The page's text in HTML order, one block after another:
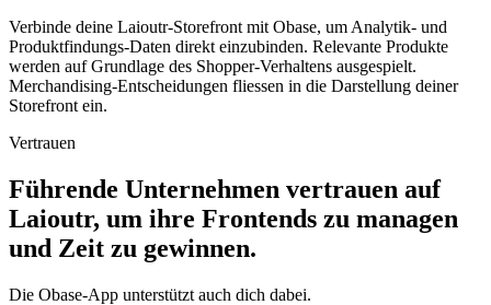
Verbinde deine Laioutr-Storefront mit Obase, um Analytik- und
Produktfindungs-Daten direkt einzubinden. Relevante Produkte
werden auf Grundlage des Shopper-Verhaltens ausgespielt.
Merchandising-Entscheidungen fliessen in die Darstellung deiner
Storefront ein.
Vertrauen
Führende Unternehmen vertrauen auf
Laioutr, um ihre Frontends zu managen
und Zeit zu gewinnen.
Die Obase-App unterstützt auch dich dabei.